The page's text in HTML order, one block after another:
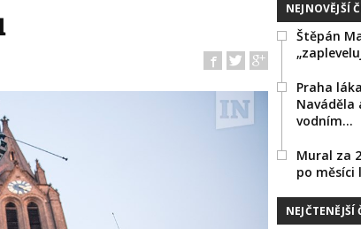
NEJNOVĚJŠÍ
Štěpán
Praha
Naváděla
vodním…
Mural za
po měsíci
NEJČTENĚJŠÍ